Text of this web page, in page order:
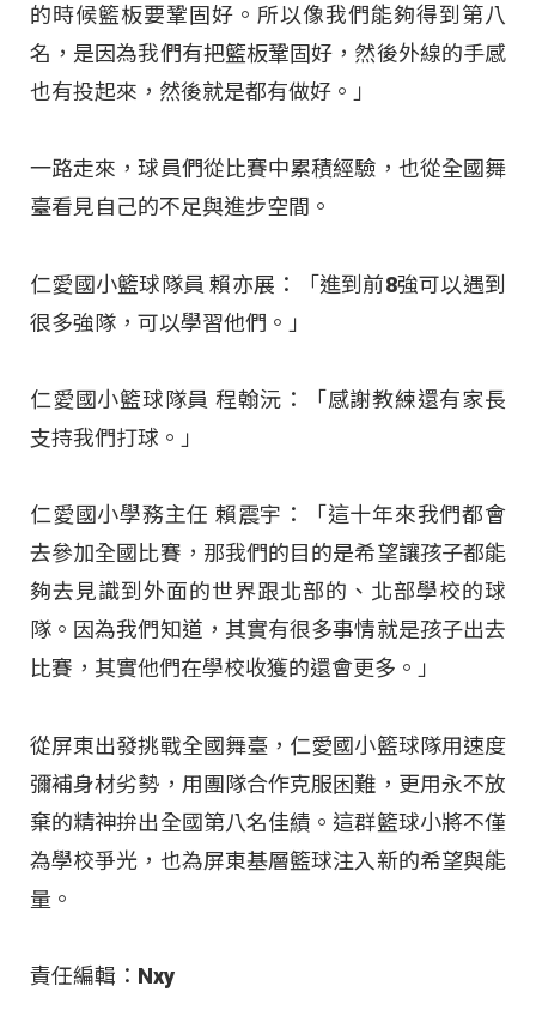
的時候籃板要鞏固好。所以像我們能夠得到第八
名，是因為我們有把籃板鞏固好，然後外線的手感
也有投起來，然後就是都有做好。」
一路走來，球員們從比賽中累積經驗，也從全國舞
臺看見自己的不足與進步空間。
仁愛國小籃球隊員 賴亦展：「進到前8強可以遇到
很多強隊，可以學習他們。」
仁愛國小籃球隊員 程翰沅：「感謝教練還有家長
支持我們打球。」
仁愛國小學務主任 賴震宇：「這十年來我們都會
去參加全國比賽，那我們的目的是希望讓孩子都能
夠去見識到外面的世界跟北部的、北部學校的球
隊。因為我們知道，其實有很多事情就是孩子出去
比賽，其實他們在學校收獲的還會更多。」
從屏東出發挑戰全國舞臺，仁愛國小籃球隊用速度
彌補身材劣勢，用團隊合作克服困難，更用永不放
棄的精神拚出全國第八名佳績。這群籃球小將不僅
為學校爭光，也為屏東基層籃球注入新的希望與能
量。
責任編輯：Nxy